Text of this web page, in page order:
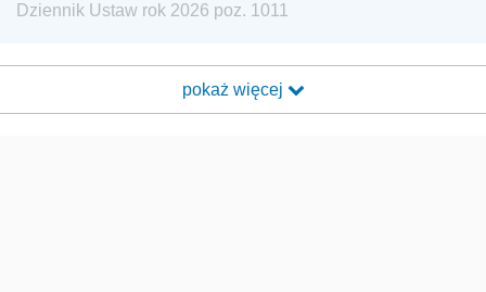
Dziennik Ustaw rok 2026 poz. 1011
pokaż więcej